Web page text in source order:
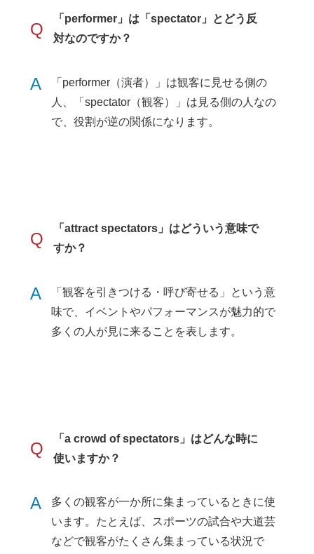
Q
「performer」は「spectator」とどう反
対なのですか？
A
「performer（演者）」は観客に見せる側の
人、「spectator（観客）」は見る側の人なの
で、役割が逆の関係になります。
Q
「attract spectators」はどういう意味で
すか？
A
「観客を引きつける・呼び寄せる」という意
味で、イベントやパフォーマンスが魅力的で
多くの人が見に来ることを表します。
Q
「a crowd of spectators」はどんな時に
使いますか？
A
多くの観客が一か所に集まっているときに使
います。たとえば、スポーツの試合や大道芸
などで観客がたくさん集まっている状況で